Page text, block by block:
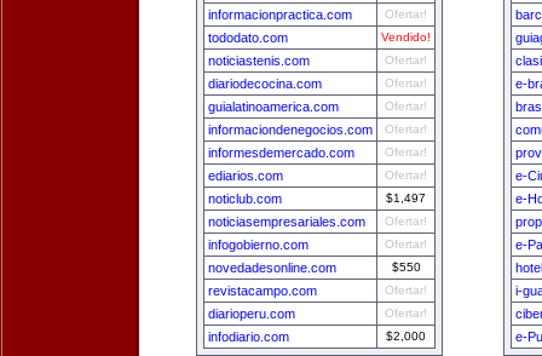
informacionpractica.com Ofertar!
tododato.com Vendido!
noticiastenis.com Ofertar!
diariodecocina.com Ofertar!
guialatinoamerica.com Ofertar!
informaciondenegocios.com Ofertar!
informesdemercado.com Ofertar!
ediarios.com Ofertar!
noticlub.com $1,497
noticiasempresariales.com Ofertar!
infogobierno.com Ofertar!
novedadesonline.com $550
revistacampo.com Ofertar!
diarioperu.com Ofertar!
infodiario.com $2,000
e-
e-
e-
e-
i-
e-